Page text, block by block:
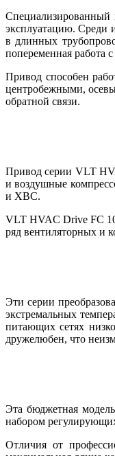
эксплуатацию. Среди
в длинных
попеременная работа
Привод способен
центробежными,
обратной связи.
Привод серии VLT
и воздушные
и ХВС.
VLT HVAC Drive FC
ряд вентиляторных и
Эти серии
экстремальных
питающих сетях
дружелюбен, что
Эта бюджетная
набором
Отличия от